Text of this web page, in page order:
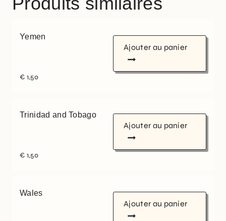
Yemen
€ 1,50
Ajouter au panier
Trinidad and Tobago
€ 1,50
Ajouter au panier
Wales
Ajouter au panier